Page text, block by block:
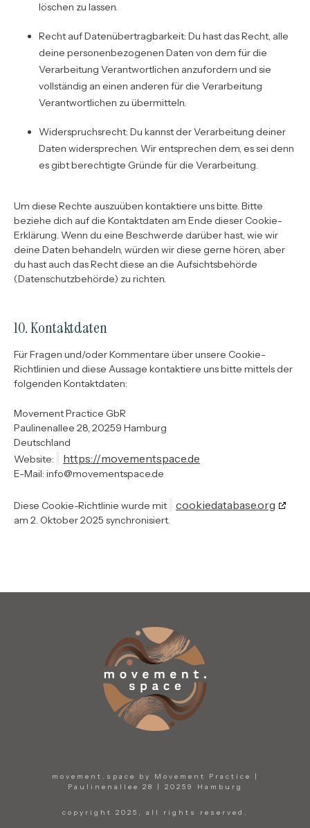
löschen zu lassen.
Recht auf Datenübertragbarkeit: Du hast das Recht, alle
deine personenbezogenen Daten von dem für die
Verarbeitung Verantwortlichen anzufordern und sie
vollständig an einen anderen für die Verarbeitung
Verantwortlichen zu übermitteln.
Widerspruchsrecht: Du kannst der Verarbeitung deiner
Daten widersprechen. Wir entsprechen dem, es sei denn
es gibt berechtigte Gründe für die Verarbeitung.
Um diese Rechte auszuüben kontaktiere uns bitte. Bitte
beziehe dich auf die Kontaktdaten am Ende dieser Cookie-
Erklärung. Wenn du eine Beschwerde darüber hast, wie wir
deine Daten behandeln, würden wir diese gerne hören, aber
du hast auch das Recht diese an die Aufsichtsbehörde
(Datenschutzbehörde) zu richten.
10. Kontaktdaten
Für Fragen und/oder Kommentare über unsere Cookie-
Richtlinien und diese Aussage kontaktiere uns bitte mittels der
folgenden Kontaktdaten:
Movement Practice GbR
Paulinenallee 28, 20259 Hamburg
Deutschland
Website:
https://movementspace.de
E-Mail: info@movementspace.de
Diese Cookie-Richtlinie wurde mit cookiedatabase.org
am 2. Oktober 2025 synchronisiert.
movement.space by Movement Practice |
Paulinenallee 28 | 20259 Hamburg
copyright 2025, all rights reserved.